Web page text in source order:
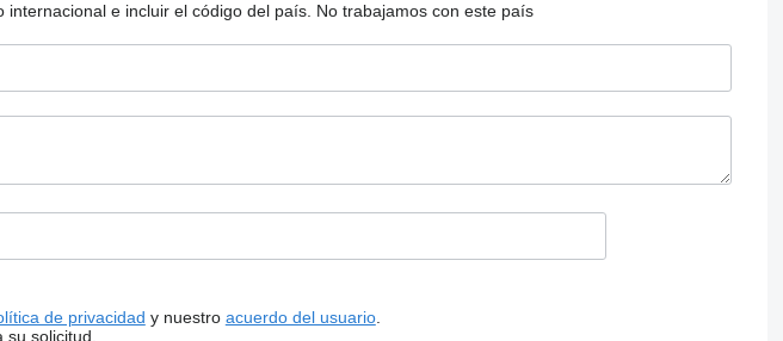
e incluir el código del país. No trabajamos con este país
de privacidad y nuestro acuerdo del usuario.
solicitud.